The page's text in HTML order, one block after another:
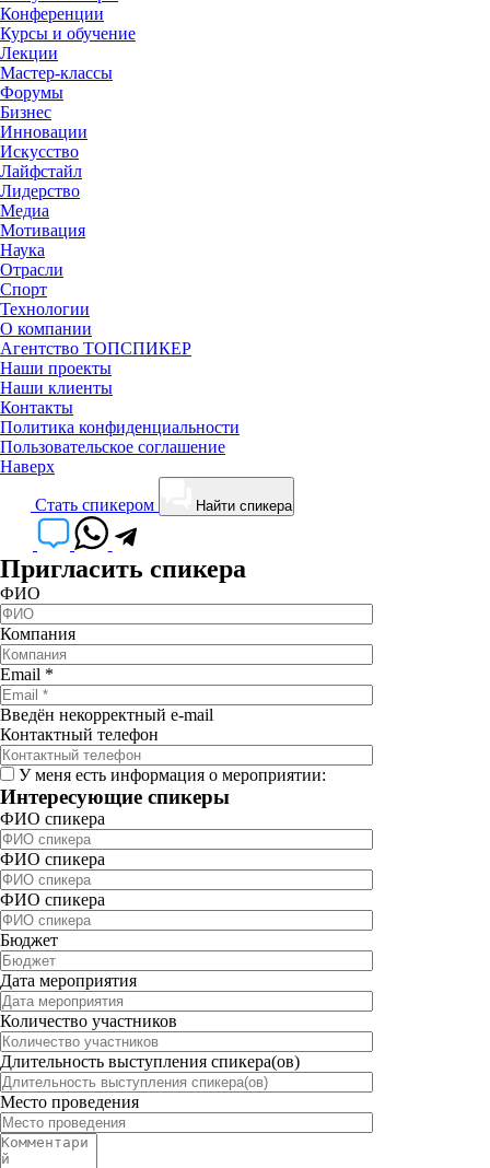
Конференции
Курсы и обучение
Лекции
Мастер-классы
Форумы
Бизнес
Инновации
Искусство
Лайфстайл
Лидерство
Медиа
Мотивация
Наука
Отрасли
Спорт
Технологии
О компании
Агентство ТОПСПИКЕР
Наши проекты
Наши клиенты
Контакты
Политика конфиденциальности
Пользовательское соглашение
Наверх
Cтать спикером Найти спикера
Пригласить спикера
ФИО
Компания
Email *
Введён некорректный e-mail
Контактный телефон
У меня есть информация о мероприятии:
Интересующие спикеры
ФИО спикера
ФИО спикера
ФИО спикера
Бюджет
Дата мероприятия
Количество участников
Длительность выступления спикера(ов)
Место проведения